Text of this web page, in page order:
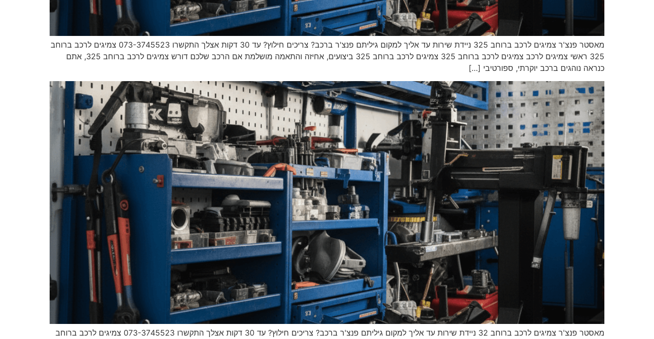
מאסטר פנצ'ר צמיגים לרכב ברוחב 325 ניידת שירות עד אליך למקום גיליתם פנצ'ר ברכב? צריכים חילוץ? עד 30 דקות אצלך התקשרו 073-3745523 צמיגים לרכב ברוחב
325 ראשי צמיגים לרכב צמיגים לרכב ברוחב 325 צמיגים לרכב ברוחב 325 ביצועים, אחיזה והתאמה מושלמת אם הרכב שלכם דורש צמיגים לרכב ברוחב 325, אתם
כנראה נוהגים ברכב יוקרתי, ספורטיבי […]
מאסטר פנצ'ר צמיגים לרכב ברוחב 32 ניידת שירות עד אליך למקום גיליתם פנצ'ר ברכב? צריכים חילוץ? עד 30 דקות אצלך התקשרו 073-3745523 צמיגים לרכב ברוחב